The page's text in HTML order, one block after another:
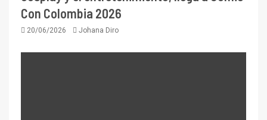
Con Colombia 2026
20/06/2026 Johana Diro